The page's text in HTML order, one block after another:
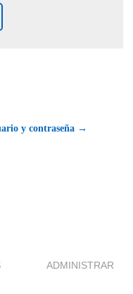
y contraseña →
ADMINISTRAR